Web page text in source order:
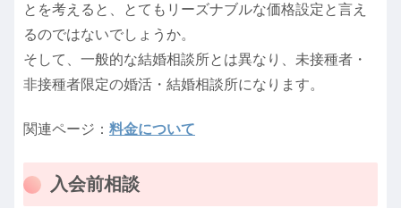
とを考えると、とてもリーズナブルな価格設定と言え
るのではないでしょうか。
そして、一般的な結婚相談所とは異なり、未接種者・
非接種者限定の婚活・結婚相談所になります。
関連ページ： 料金について
入会前相談